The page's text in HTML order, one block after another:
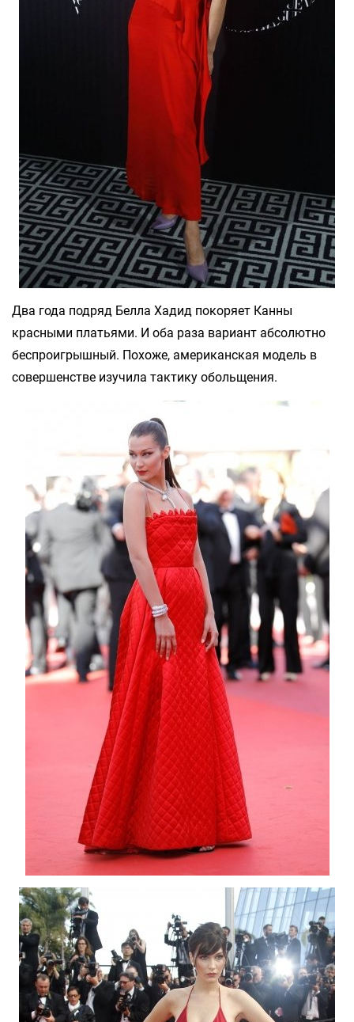
Два года подряд Белла Хадид покоряет Канны
красными платьями. И оба раза вариант абсолютно
беспроигрышный. Похоже, американская модель в
совершенстве изучила тактику обольщения.